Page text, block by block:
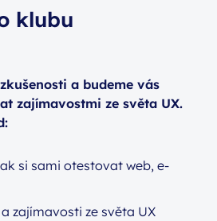
klubu
a budeme vás
zajímavostmi ze světa UX.
si sami otestovat web, e-
zajímavosti ze světa UX